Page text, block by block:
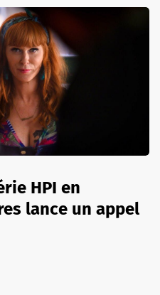
HPI en
lance un appel